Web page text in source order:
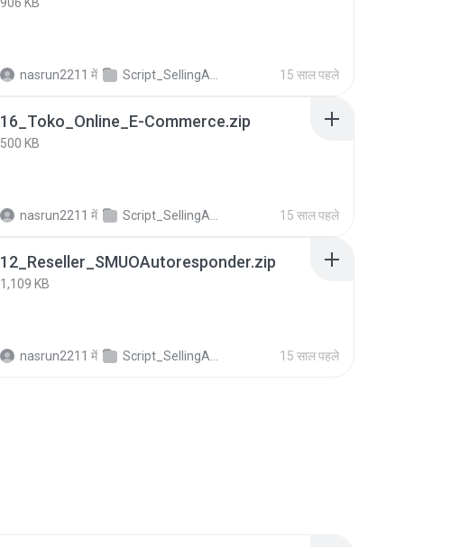
nasrun2211 में Script_SellingAffiliate 15 साल पहले
16_Toko_Online_E-Commerce.zip
500 KB
nasrun2211 में Script_SellingAffiliate 15 साल पहले
12_Reseller_SMUOAutoresponder.zip
1,109 KB
nasrun2211 में Script_SellingAffiliate 15 साल पहले